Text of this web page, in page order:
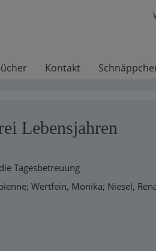
Kontakt
Lebensjahren
Tagesbetreuung
Wertfein, Monika; Niesel,